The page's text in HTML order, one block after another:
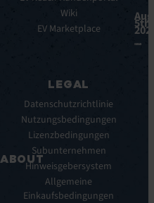
Whitepaper
Webinare
Pressemeldungen
ABOUT
uns
Wiki
EV Marketplace
LEGAL
Datenschutzrichtlinie
Nutzungsbedingungen
Lizenzbedingungen
Subunternehmen
Hinweisgebersystem
Allgemeine
Einkaufsbedingungen
5th,